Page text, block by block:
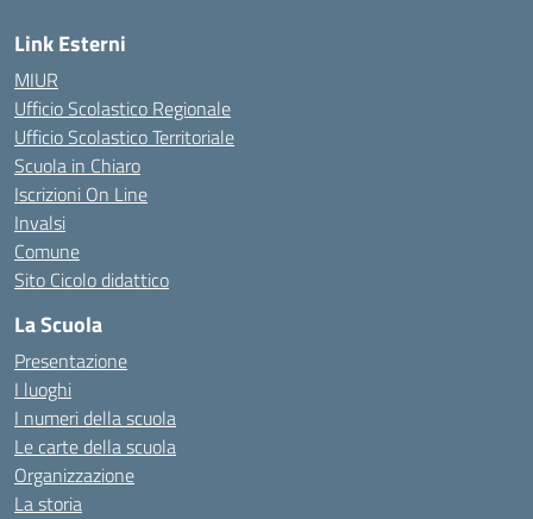
Link Esterni
MIUR
Ufficio Scolastico Regionale
Ufficio Scolastico Territoriale
Scuola in Chiaro
Iscrizioni On Line
Invalsi
Comune
Sito Cicolo didattico
La Scuola
Presentazione
I luoghi
I numeri della scuola
Le carte della scuola
Organizzazione
La storia